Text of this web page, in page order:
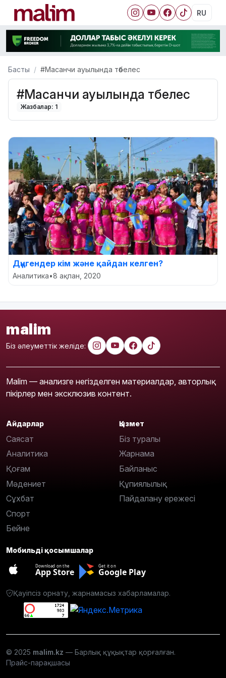
RU
Басты #Масанчи ауылында төбелес
#Масанчи ауылында төбелес
Жазбалар: 1
Дүңгендер кім және қайдан келген?
Аналитика•8 ақпан, 2020
malim
Біз әлеуметтік желіде:
Malim — анализге негізделген материалдар, авторлық
пікірлер мен эксклюзив контент.
Айдарлар
Саясат
Аналитика
Қоғам
Мәдениет
Сұхбат
Спорт
Бейне
Қызмет
Біз туралы
Жарнама
Байланыс
Құпиялылық
Пайдалану ережесі
Мобильді қосымшалар
Download on the
App Store
Get it on
Google Play
Қауіпсіз орнату, жарнамасыз хабарламалар.
© 2025 malim.kz — Барлық құқықтар қорғалған.
Прайс-парақшасы